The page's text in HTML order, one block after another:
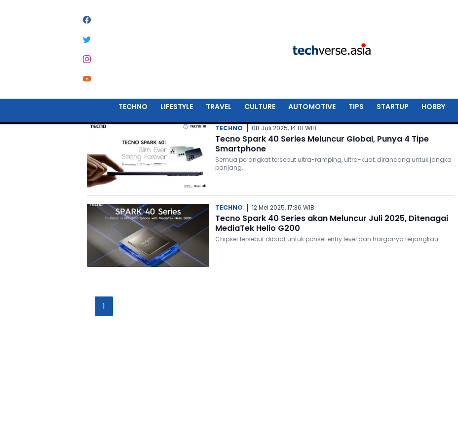
TECHNO LIFESTYLE TRAVEL CULTURE AUTOMOTIVE TIPS STARTUP HOBBY
#
TECHNO 08 Juli 2025, 14:01 WIB
Tecno Spark 40 Series Meluncur Global, Punya 4 Tipe
Smartphone
Semua perangkat tersebut ultra-ramping, ultra-kuat, dirancang untuk jangka
panjang.
TECHNO 12 Mei 2025, 17:36 WIB
Tecno Spark 40 Series akan Meluncur Juli 2025, Ditenagai
MediaTek Helio G200
Chipset tersebut dibuat untuk ponsel entry level dan harganya terjangkau.
1